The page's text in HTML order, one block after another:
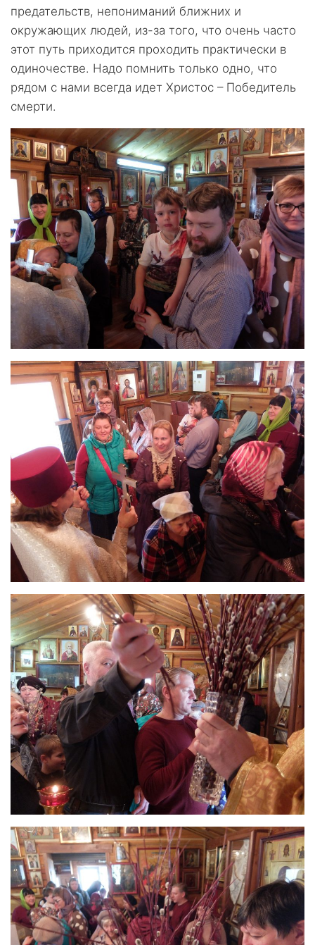
предательств, непониманий ближних и
окружающих людей, из-за того, что очень часто
этот путь приходится проходить практически в
одиночестве. Надо помнить только одно, что
рядом с нами всегда идет Христос – Победитель
смерти.